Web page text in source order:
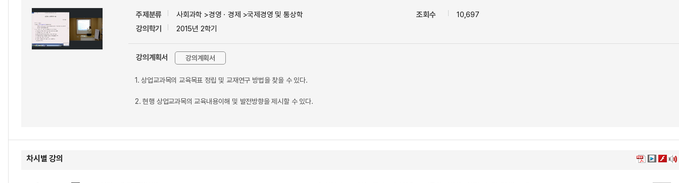
주제분류
사회과학 >경영ㆍ경제 >국제경영 및 통상학
강의학기
2015년 2학기
조회수 10,697
강의계획서 강의계획서
1. 상업교과목의 교육목표 정립 및 교재연구 방법을 찾을 수 있다.
2. 현행 상업교과목의 교육내용이해 및 발전방향을 제시할 수 있다.
차시별 강의